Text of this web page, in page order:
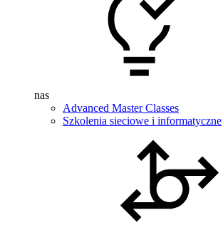
nas
Advanced Master Classes
Szkolenia sieciowe i informatyczne